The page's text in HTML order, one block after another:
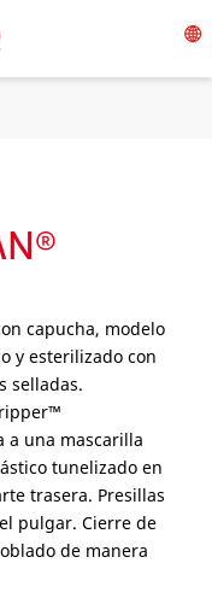
capucha, modelo
y esterilizado con
selladas.
a una mascarilla
tunelizado en
trasera. Presillas
pulgar. Cierre de
de manera